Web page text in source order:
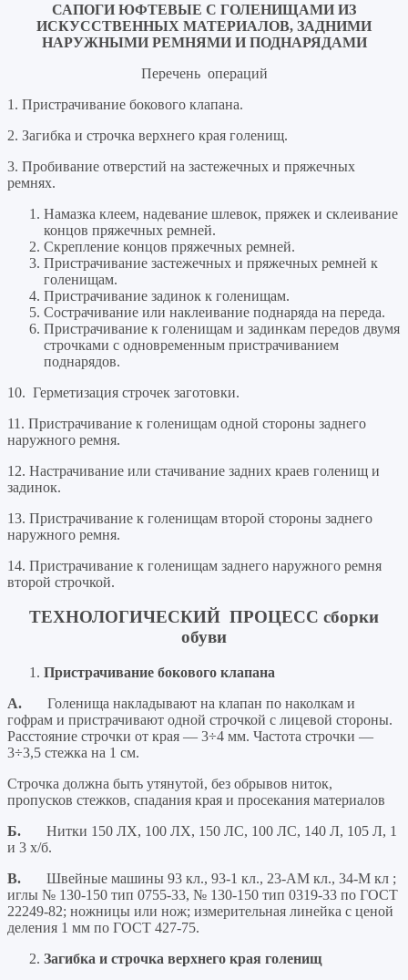
САПОГИ ЮФТЕВЫЕ С ГОЛЕНИЩАМИ ИЗ
ИСКУССТВЕННЫХ МАТЕРИАЛОВ, ЗАДНИМИ
НАРУЖНЫМИ РЕМНЯМИ И ПОДНАРЯДАМИ
Перечень операций
1. Пристрачивание бокового клапана.
2. Загибка и строчка верхнего края голенищ.
3. Пробивание отверстий на застежечных и пряжечных
ремнях.
Намазка клеем, надевание шлевок, пряжек и склеивание
концов пряжечных ремней.
Скрепление концов пряжечных ремней.
Пристрачивание застежечных и пряжечных ремней к
голенищам.
Пристрачивание задинок к голенищам.
Сострачивание или наклеивание поднаряда на переда.
Пристрачивание к голенищам и задинкам передов двумя
строчками с одновременным пристрачиванием
поднарядов.
10. Герметизация строчек заготовки.
11. Пристрачивание к голенищам одной стороны заднего
наружного ремня.
12. Настрачивание или стачивание задних краев голенищ и
задинок.
13. Пристрачивание к голенищам второй стороны заднего
наружного ремня.
14. Пристрачивание к голенищам заднего наружного ремня
второй строчкой.
ТЕХНОЛОГИЧЕСКИЙ ПРОЦЕСС сборки
обуви
Пристрачивание бокового клапана
А. Голенища накладывают на клапан по наколкам и
гофрам и пристрачивают одной строчкой с лицевой стороны.
Расстояние строчки от края — 3÷4 мм. Частота строчки —
3÷3,5 стежка на 1 см.
Строчка должна быть утянутой, без обрывов ниток,
пропусков стежков, спадания края и просекания материалов
Б. Нитки 150 ЛХ, 100 ЛХ, 150 ЛС, 100 ЛС, 140 Л, 105 Л, 1
и 3 х/б.
В. Швейные машины 93 кл., 93-1 кл., 23-АМ кл., 34-М кл ;
иглы № 130-150 тип 0755-33, № 130-150 тип 0319-33 по ГОСТ
22249-82; ножницы или нож; измерительная линейка с ценой
деления 1 мм по ГОСТ 427-75.
Загибка и строчка верхнего края голенищ